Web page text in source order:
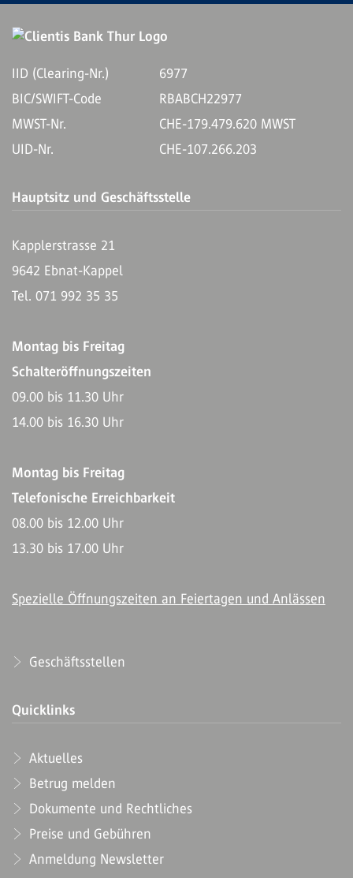
IID (Clearing-Nr.)
6977
BIC/SWIFT-Code
RBABCH22977
MWST-Nr.
CHE-179.479.620 MWST
UID-Nr.
CHE-107.266.203
Hauptsitz und Geschäftsstelle
Kapplerstrasse 21
9642 Ebnat-Kappel
Tel. 071 992 35 35
Montag bis Freitag
Schalteröffnungszeiten
09.00 bis 11.30 Uhr
14.00 bis 16.30 Uhr
Montag bis Freitag
Telefonische Erreichbarkeit
08.00 bis 12.00 Uhr
13.30 bis 17.00 Uhr
Spezielle Öffnungszeiten an Feiertagen und Anlässen
Geschäftsstellen
Quicklinks
Aktuelles
Betrug melden
Dokumente und Rechtliches
Preise und Gebühren
Anmeldung Newsletter